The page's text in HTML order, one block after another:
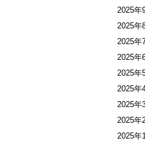
2025年
2025年
2025年
2025年
2025年
2025年
2025年
2025年
2025年